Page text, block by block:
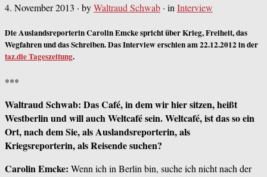
4. November 2013 · byWaltraud Schwab · in Interview
Die Auslandsreporterin Carolin Emcke spricht über Krieg, Freiheit, das
Wegfahren und das Schreiben. Das Interview erschien am 22.12.2012 in der
taz.die Tageszeitung.
***
Waltraud Schwab: Das Café, in dem wir hier sitzen, heißt
Westberlin und will auch Weltcafé sein. Weltcafé, ist das so ein
Ort, nach dem Sie, als Auslandsreporterin, als
Kriegsreporterin, als Reisende suchen?
Carolin Emcke: Wenn ich in Berlin bin, suche ich nicht nach der